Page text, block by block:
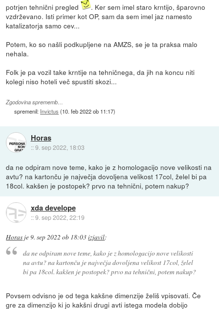
potrjen tehnični pregled
. Ker sem imel staro krntijo, šparovno
vzdrževano. Isti primer kot OP, sam da sem imel jaz namesto
katalizatorja samo cev...
Potem, ko so našli podkupljene na AMZS, se je ta praksa malo
nehala.
Folk je pa vozil take krntije na tehničnega, da jih na koncu niti
kolegi niso hoteli več spustiti skozi...
Zgodovina sprememb…
spremenil: Invictus (10. feb 2022 ob 11:17)
Horas
::9. sep 2022, 18:03
da ne odpiram nove teme, kako je z homologacijo nove velikosti na
avtu? na kartonču je največja dovoljena velikost 17col, želel bi pa
18col. kakšen je postopek? prvo na tehnični, potem nakup?
xda develope
::9. sep 2022, 22:19
Horas je 9. sep 2022 ob 18:03izjavil:
da ne odpiram nove teme, kako je z homologacijo nove velikosti
na avtu? na kartonču je največja dovoljena velikost 17col, želel
bi pa 18col. kakšen je postopek? prvo na tehnični, potem nakup?
Povsem odvisno je od tega kakšne dimenzije želiš vpisovati. Če
gre za dimenzijo ki jo kakšni drugi avti istega modela dobijo